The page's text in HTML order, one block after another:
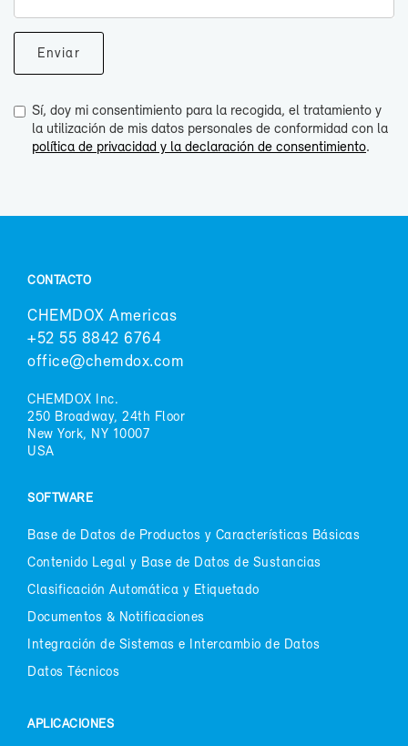
Sí, doy mi consentimiento para la recogida, el tratamiento y
la utilización de mis datos personales de conformidad con la
política de privacidad y la declaración de consentimiento.
CON­TAC­TO
CHEM­DOX Ame­ri­cas
+52 55 8842 6764
of­fi­ce@chem­dox.com
CHEM­DOX Inc.
250 Broad­way, 24th Floor
New York, NY 10007
USA
SOFT­WA­RE
Ba­se de Da­tos de Pro­duc­tos y Ca­rac­te­rís­ti­cas Bá­si­cas
Con­te­ni­do Le­gal y Ba­se de Da­tos de Sus­tan­cias
Cla­si­fi­ca­ción Au­to­má­ti­ca y Eti­que­ta­do
Do­cu­men­tos & No­ti­fi­ca­cio­nes
In­te­gra­ción de Sis­te­mas e In­ter­cam­bio de Da­tos
Da­tos Téc­ni­cos
APLI­CA­CIO­NES